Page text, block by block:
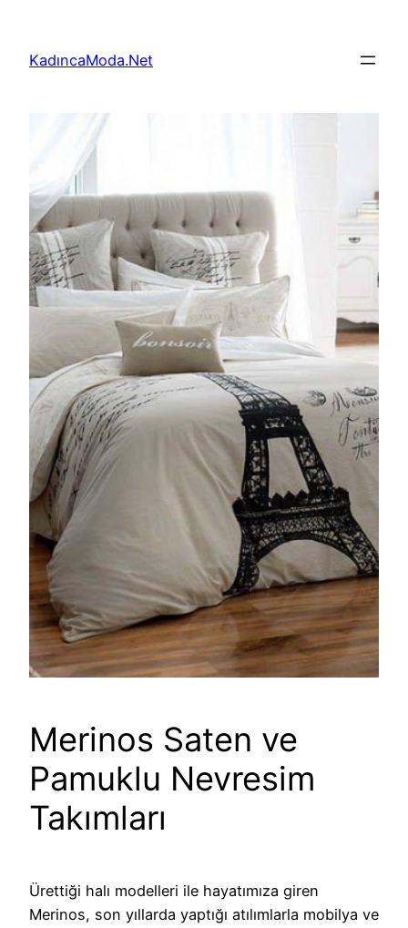
KadıncaModa.Net
Merinos Saten ve
Pamuklu Nevresim
Takımları
Ürettiği halı modelleri ile hayatımıza giren
Merinos, son yıllarda yaptığı atılımlarla mobilya ve